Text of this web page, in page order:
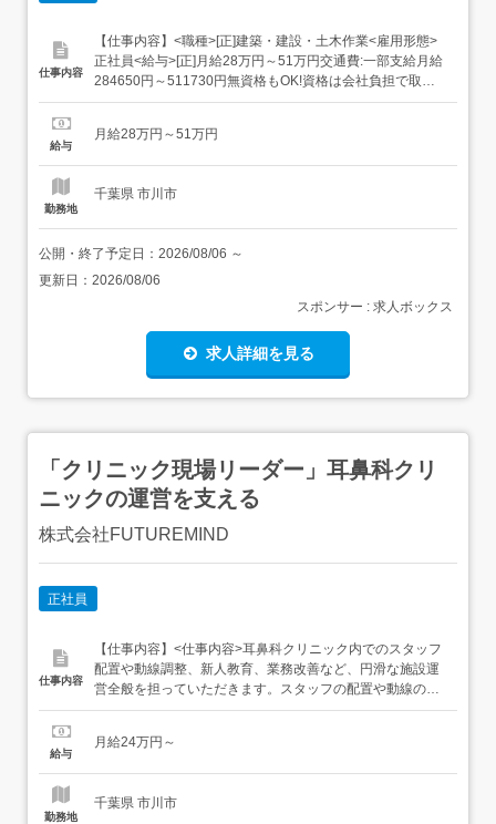
仕事内容
【仕事内容】<職種>[正]建築・建設・土木作業<雇用形態>
正社員<給与>[正]月給28万円～51万円交通費:一部支給月給
284650円～511730円無資格もOK!資格は会社負担で取得!
大特・クレーン資格あれば優遇!<仕事内容>ラフタークレー
および都内の現場を中心に、建築資材を安全に移動させる
給与
月給28万円～51万円
勤務地
千葉県 市川市
公開・終了予定日： 2026/08/06 ～
更新日： 2026/08/06
スポンサー : 求人ボックス
求人詳細を見る
「クリニック現場リーダー」耳鼻科クリ
ニックの運営を支える
株式会社FUTUREMIND
正社員
仕事内容
【仕事内容】<仕事内容>耳鼻科クリニック内でのスタッフ
配置や動線調整、新人教育、業務改善など、円滑な施設運
営全般を担っていただきます。スタッフの配置や動線の調
整、業務指示新人教育やマニュアルの作成患者様やご家族
営管理をお任せします。患者様とスタッフの架け橋となる
給与
月給24万円～
勤務地
千葉県 市川市